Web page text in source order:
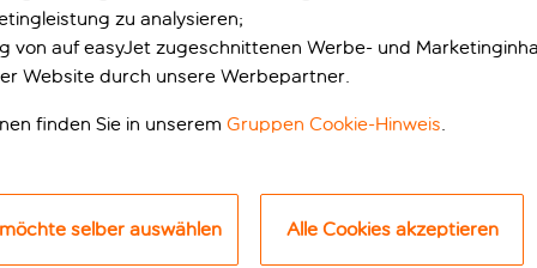
zu analysieren;
von auf easyJet zugeschnittenen Werbe- und
Website durch unsere Werbepartner.
finden Sie in unserem Gruppen Cookie-Hinweis.
selber auswählen Alle Cookies akzeptieren